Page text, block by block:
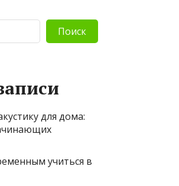
Поиск
для дома:
учиться в